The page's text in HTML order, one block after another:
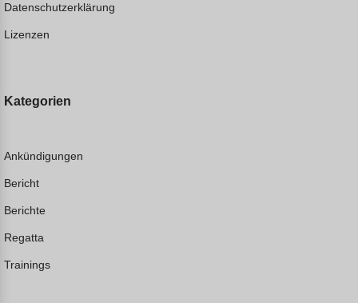
Datenschutzerklärung
Lizenzen
Kategorien
Ankündigungen
Bericht
Berichte
Regatta
Trainings